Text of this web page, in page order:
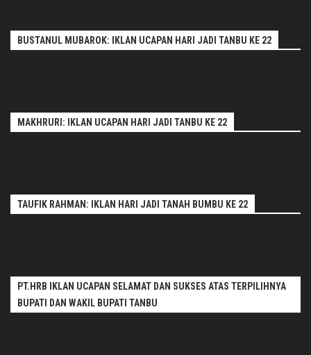
BUSTANUL MUBAROK: IKLAN UCAPAN HARI JADI TANBU KE 22
MAKHRURI: IKLAN UCAPAN HARI JADI TANBU KE 22
TAUFIK RAHMAN: IKLAN HARI JADI TANAH BUMBU KE 22
PT.HRB IKLAN UCAPAN SELAMAT DAN SUKSES ATAS TERPILIHNYA
BUPATI DAN WAKIL BUPATI TANBU